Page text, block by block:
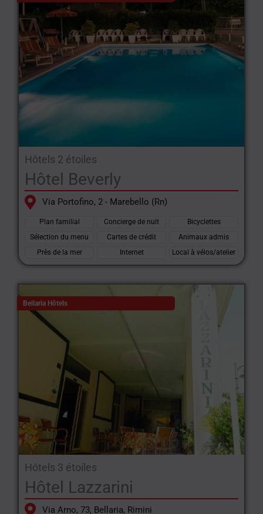
Hôtels 2 étoiles
Hôtel Beverly
Via Portofino, 2 - Marebello (Rn)
Plan familial Concierge de nuit
Bicyclettes
Sélection du menu
Cartes de crédit
Animaux admis
Près de la mer
Internet Local à vélos/atelier
Bellaria Hôtels
Hôtels 3 étoiles
Hôtel Lazzarini
Via Arno, 73, Bellaria, Rimini